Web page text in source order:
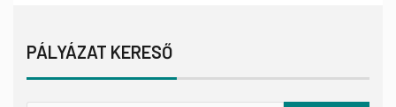
PÁLYÁZAT KERESŐ